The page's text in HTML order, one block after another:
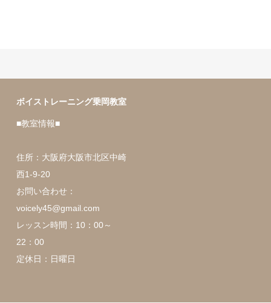
ボイストレーニング乗岡教室
■教室情報■
住所：大阪府大阪市北区中崎
西1-9-20
お問い合わせ：
voicely45@gmail.com
レッスン時間：10：00～
22：00
定休日：日曜日